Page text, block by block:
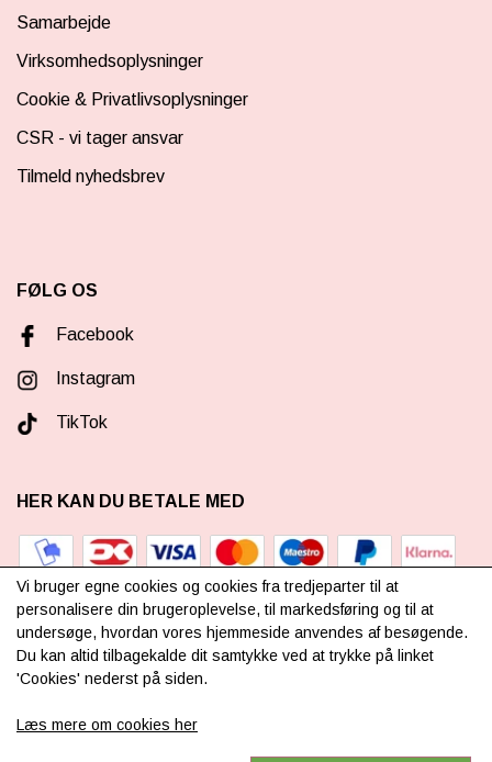
Samarbejde
Virksomhedsoplysninger
Cookie & Privatlivsoplysninger
CSR - vi tager ansvar
Tilmeld nyhedsbrev
FØLG OS
Facebook
Instagram
TikTok
HER KAN DU BETALE MED
TILMELD NYHEDSBREV
TILMELD DIG VORES
Vi bruger egne cookies og cookies fra tredjeparter til at
personalisere din brugeroplevelse, til markedsføring og til at
undersøge, hvordan vores hjemmeside anvendes af besøgende.
Du kan altid tilbagekalde dit samtykke ved at trykke på linket
'Cookies' nederst på siden.
Læs mere om cookies her